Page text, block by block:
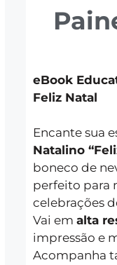
eBook
Feliz Natal
Encante sua
Natalino
boneco de
perfeito para
celebrações
Vai em alta
impressão e
Acompanha